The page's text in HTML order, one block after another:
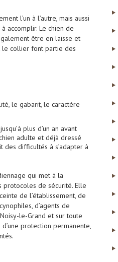
l’un à l’autre, mais aussi
accomplir. Le chien de
être en laisse et
le collier font partie des
le gabarit, le caractère
plus d’un an avant
adulte et déjà dressé
difficultés à s’adapter à
qui met à la
protocoles de sécurité. Elle
de l’établissement, de
d’agents de
le-Grand et sur toute
protection permanente,